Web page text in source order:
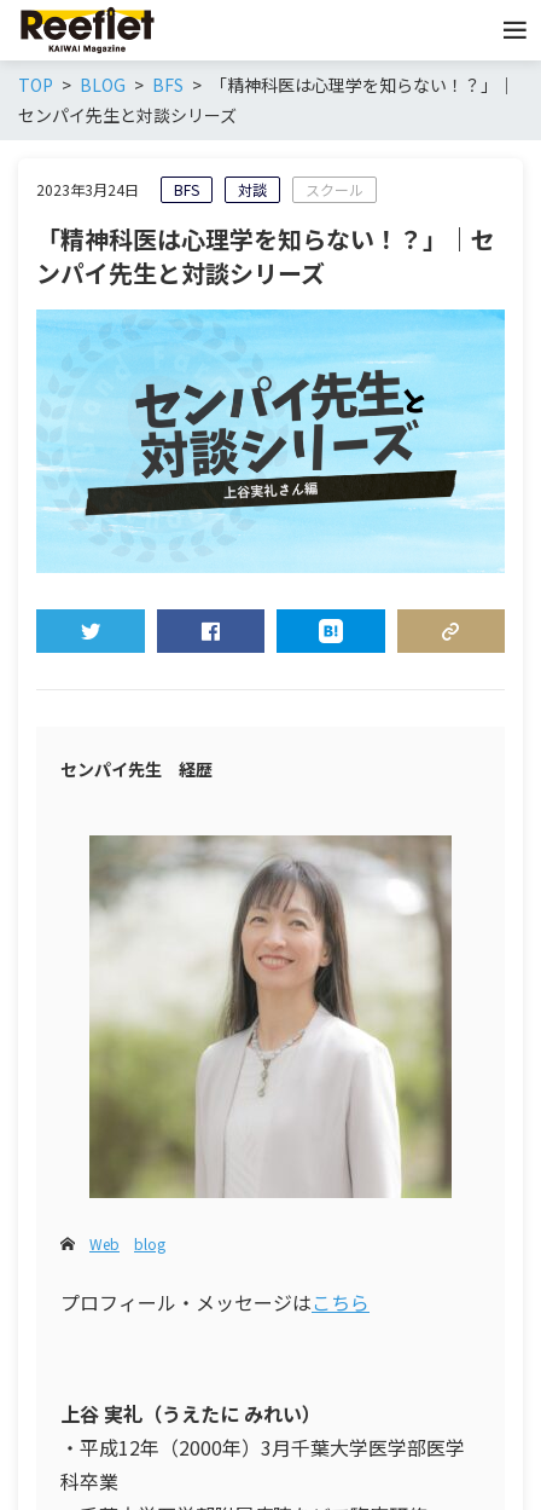
TOP BLOG BFS
「精神科医は心理学を知らない！？」｜
センパイ先生と対談シリーズ
2023年3月24日 BFS 対談 スクール
「精神科医は心理学を知らない！？」｜セ
ンパイ先生と対談シリーズ
センパイ先生 経歴
Web blog
プロフィール・メッセージはこちら
上谷 実礼（うえたに みれい）
・平成12年（2000年）3月千葉大学医学部医学
科卒業